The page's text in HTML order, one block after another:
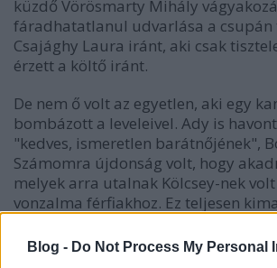
Blog - Do Not Process My Personal
küzdő Vörösmarty Mihály
fáradhatatlanul udvarlása a csupán
Csajághy Laura iránt, aki csak
érzett a költő iránt.
De nem ő volt az egyetlen, aki egy
bombázott a leveleivel. Ady is
"kedves, ismeretlen barátnőjének",
Számomra újdonság volt, hogy
melyek arra utalnak Kölcsey-nek
vonzalma férfiakhoz. Ez teljesen
és szerintem teljesen mindegy,